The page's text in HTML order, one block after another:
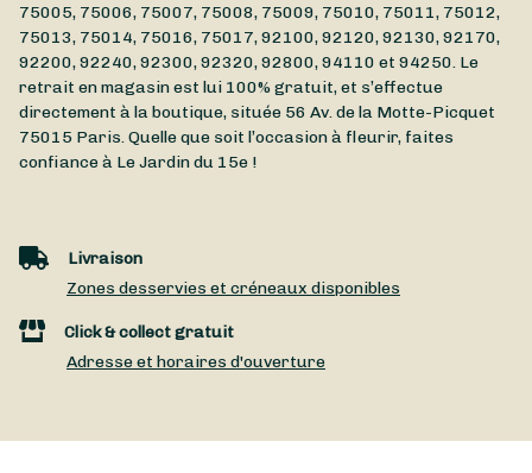
75005, 75006, 75007, 75008, 75009, 75010, 75011, 75012,
75013, 75014, 75016, 75017, 92100, 92120, 92130, 92170,
92200, 92240, 92300, 92320, 92800, 94110 et 94250. Le
retrait en magasin est lui 100% gratuit, et s’effectue
directement à la boutique, située 56 Av. de la Motte-Picquet
75015 Paris. Quelle que soit l’occasion à fleurir, faites
confiance à Le Jardin du 15e !
Livraison
Zones desservies et créneaux disponibles
Click & collect gratuit
Adresse et horaires d'ouverture